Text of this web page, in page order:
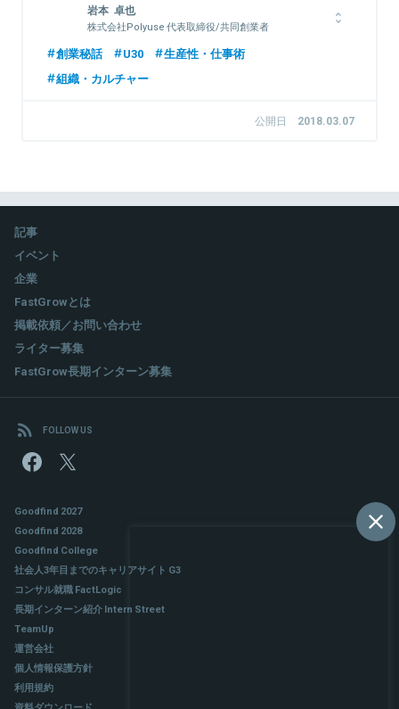
アップ日本美食にて半年間フルコミットインターン、2017年6月
Spacelook株式会社設立。同社ではPR・ファイナンス・アライ
アンスなどの役割を行い、Spacelook流の組織運営での気付き
を基に事業戦略を作り実行へ移している。
岩本 卓也
株式会社Polyuse 代表取締役/共同創業者
1993年生まれ、大阪府出身。信州大学理学部卒、一橋大学大学
大学大学院在学中に人材マッチングアプリのスタートアップを共
事業戦略・業務改善等の各種業務に従事。経営全般とコーポレー
創業秘話 U30
生産性・仕事術
組織・カルチャー
公開日 2018.03.07
記事
イベント
企業
FastGrowとは
掲載依頼／お問い合わせ
ライター募集
FastGrow長期インターン募集
FOLLOW US
Goodfind 2027
Goodfind 2028
Goodfind College
社会人3年目までのキャリアサイト G3
コンサル就職 FactLogic
長期インターン紹介 Intern Street
TeamUp
運営会社
個人情報保護方針
利用規約